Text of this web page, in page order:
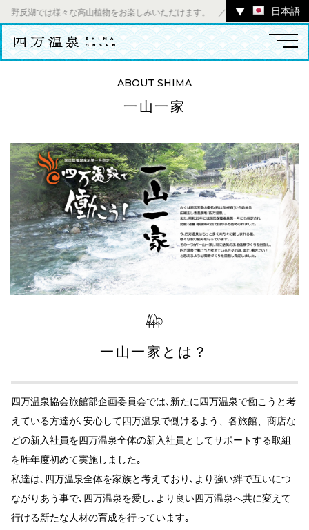
湖では様々な高山植物をお楽しみいただけます。 ／ チャツボミゴケ公園内
▼ 日本語
体験 イベント ツアー
中之条町その他のエリア
ABOUT SHIMA
一山一家
一山一家とは？
四万温泉協会旅館部企画委員会では､新たに四万温泉で働こうと考
えている方達が､安心して四万温泉で働けるよう、各旅館、商店な
どの新入社員を四万温泉全体の新入社員としてサポートする取組
を昨年度初めて実施しました｡
私達は､四万温泉全体を家族と考えており､より強い絆で互いにつ
ながりあう事で､四万温泉を愛し､より良い四万温泉へ共に変えて
行ける新たな人材の育成を行っています｡